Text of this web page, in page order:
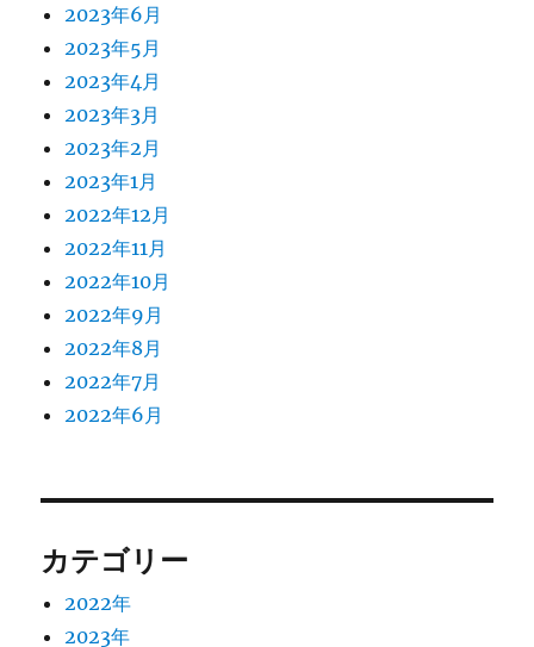
2023年6月
2023年5月
2023年4月
2023年3月
2023年2月
2023年1月
2022年12月
2022年11月
2022年10月
2022年9月
2022年8月
2022年7月
2022年6月
カテゴリー
2022年
2023年